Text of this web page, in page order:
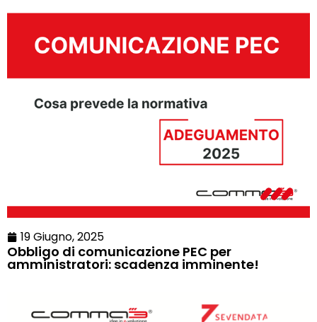
19 Giugno, 2025
Obbligo di comunicazione PEC per
amministratori: scadenza imminente!